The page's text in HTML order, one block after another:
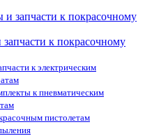
к покрасочному
к электрическим
к пневматическим
пистолетам